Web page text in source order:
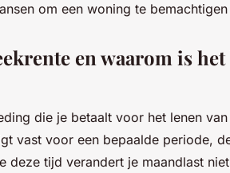
om een woning te
en waarom is
die je betaalt voor het lenen
vast voor een bepaalde periode,
deze tijd verandert je maandlast